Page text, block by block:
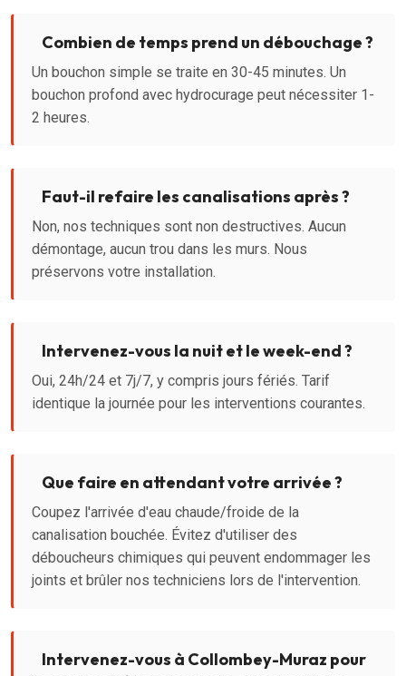
Combien de temps prend un débouchage ?
Un bouchon simple se traite en 30-45 minutes. Un
bouchon profond avec hydrocurage peut nécessiter 1-
2 heures.
Faut-il refaire les canalisations après ?
Non, nos techniques sont non destructives. Aucun
démontage, aucun trou dans les murs. Nous
préservons votre installation.
Intervenez-vous la nuit et le week-end ?
Oui, 24h/24 et 7j/7, y compris jours fériés. Tarif
identique la journée pour les interventions courantes.
Que faire en attendant votre arrivée ?
Coupez l'arrivée d'eau chaude/froide de la
canalisation bouchée. Évitez d'utiliser des
déboucheurs chimiques qui peuvent endommager les
joints et brûler nos techniciens lors de l'intervention.
Intervenez-vous à Collombey-Muraz pour